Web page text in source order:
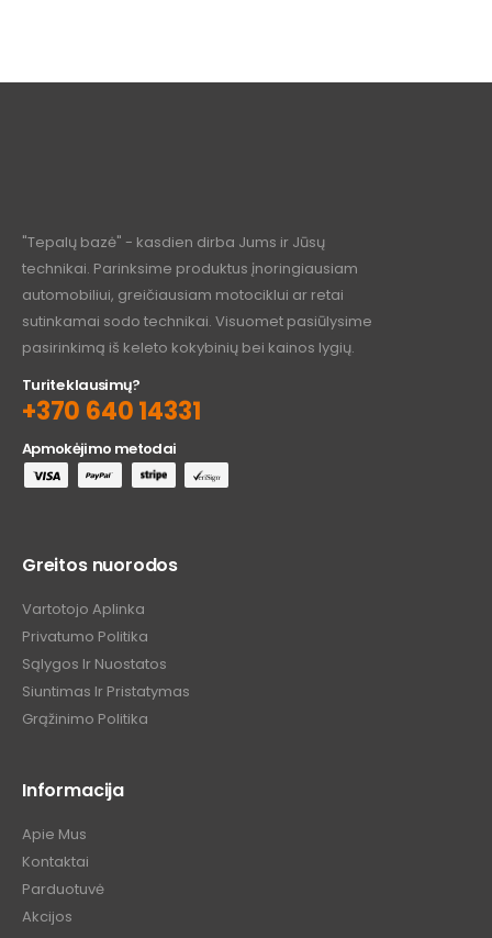
"Tepalų bazė" - kasdien dirba Jums ir Jūsų
technikai. Parinksime produktus įnoringiausiam
automobiliui, greičiausiam motociklui ar retai
sutinkamai sodo technikai. Visuomet pasiūlysime
pasirinkimą iš keleto kokybinių bei kainos lygių.
Turite klausimų?
+370 640 14331
Apmokėjimo metodai
Greitos nuorodos
Vartotojo Aplinka
Privatumo Politika
Sąlygos Ir Nuostatos
Siuntimas Ir Pristatymas
Grąžinimo Politika
Informacija
Apie Mus
Kontaktai
Parduotuvė
Akcijos